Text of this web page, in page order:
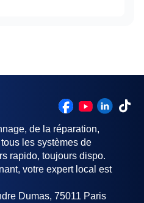
équipe des
assurer un service de
compétitif.
de la réparation,
les systèmes de
rapido, toujours dispo.
votre expert local est
Dumas, 75011 Paris